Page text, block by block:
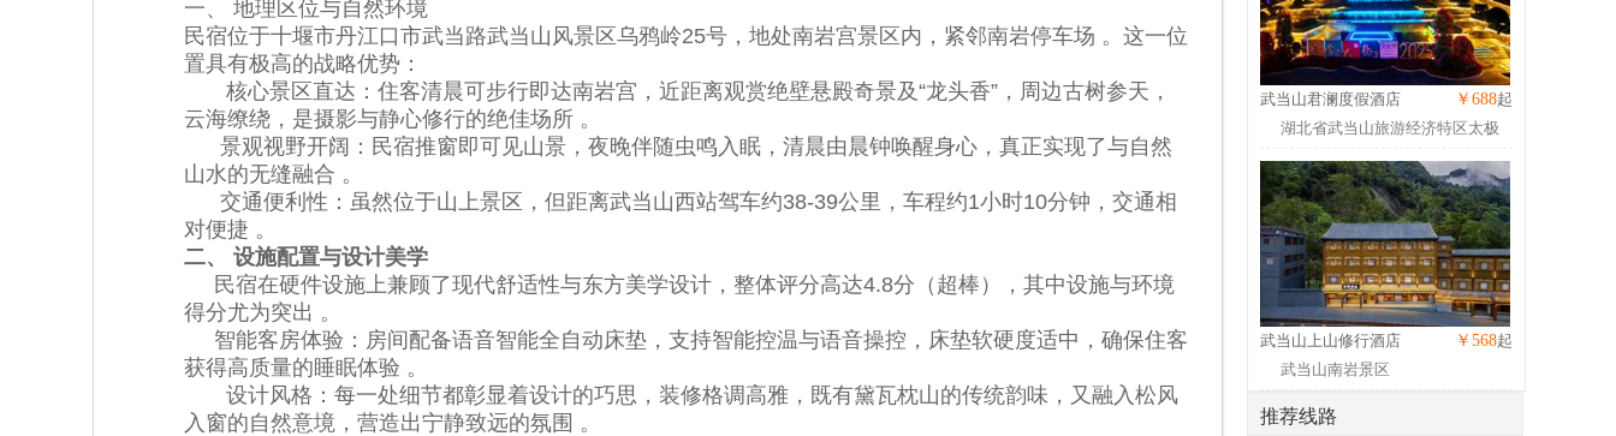
一、 地理区位与自然环境
民宿位于十堰市丹江口市武当路武当山风景区乌鸦岭25号，地处南岩宫景区内，紧邻南岩停车场 。这一位
置具有极高的战略优势：
核心景区直达：住客清晨可步行即达南岩宫，近距离观赏绝壁悬殿奇景及“龙头香”，周边古树参天，
云海缭绕，是摄影与静心修行的绝佳场所 。
景观视野开阔：民宿推窗即可见山景，夜晚伴随虫鸣入眠，清晨由晨钟唤醒身心，真正实现了与自然
山水的无缝融合 。
交通便利性：虽然位于山上景区，但距离武当山西站驾车约38-39公里，车程约1小时10分钟，交通相
对便捷 。
二、 设施配置与设计美学
民宿在硬件设施上兼顾了现代舒适性与东方美学设计，整体评分高达4.8分（超棒），其中设施与环境
得分尤为突出 。
智能客房体验：房间配备语音智能全自动床垫，支持智能控温与语音操控，床垫软硬度适中，确保住客
获得高质量的睡眠体验 。
设计风格：每一处细节都彰显着设计的巧思，装修格调高雅，既有黛瓦枕山的传统韵味，又融入松风
入窗的自然意境，营造出宁静致远的氛围 。
￥688起
武当山君澜度假酒店
湖北省武当山旅游经济特区太极
湖东路30号
￥568起
武当山上山修行酒店
武当山南岩景区
推荐线路